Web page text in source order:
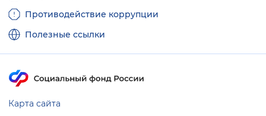
Противодействие коррупции
Полезные ссылки
Карта сайта